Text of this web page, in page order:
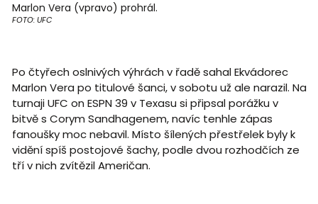
Marlon Vera (vpravo) prohrál.
FOTO: UFC
Po čtyřech oslnivých výhrách v řadě sahal Ekvádorec
Marlon Vera po titulové šanci, v sobotu už ale narazil. Na
turnaji UFC on ESPN 39 v Texasu si připsal porážku v
bitvě s Corym Sandhagenem, navíc tenhle zápas
fanoušky moc nebavil. Místo šílených přestřelek byly k
vidění spíš postojové šachy, podle dvou rozhodčích ze
tří v nich zvítězil Američan.